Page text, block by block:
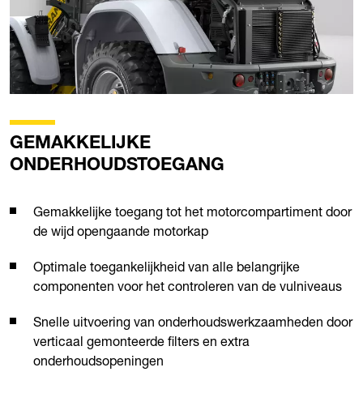
GEMAKKELIJKE
ONDERHOUDSTOEGANG
Gemakkelijke toegang tot het motorcompartiment door
de wijd opengaande motorkap
Optimale toegankelijkheid van alle belangrijke
componenten voor het controleren van de vulniveaus
Snelle uitvoering van onderhoudswerkzaamheden door
verticaal gemonteerde filters en extra
onderhoudsopeningen